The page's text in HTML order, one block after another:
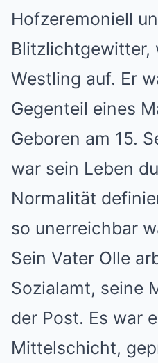
Hofzeremoniell
Blitzlichtgewitter,
Westling auf. Er
Gegenteil eines
Geboren am 15.
war sein Leben
Normalität
so unerreichbar
Sein Vater Olle
Sozialamt, seine
der Post. Es war
Mittelschicht,